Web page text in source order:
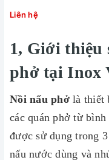
Liên hệ
1, Giới thiệu
phở tại Inox
Nồi nấu phởlà thiết
các quán phở từ
được sử dụng trong
nấu nước dùng và